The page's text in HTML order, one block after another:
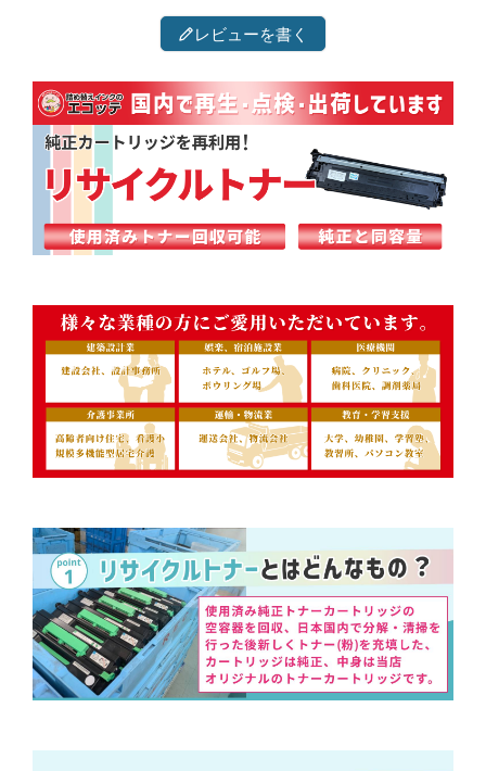
レビューを書く